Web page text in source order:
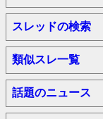
スレッドの検索
類似スレ一覧
話題のニュース